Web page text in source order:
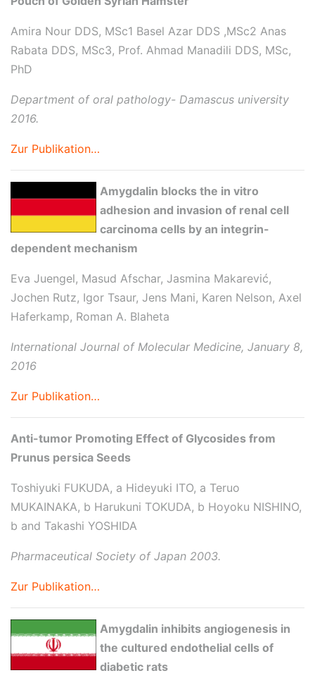
Amira Nour DDS, MSc1 Basel Azar DDS ,MSc2 Anas
Rabata DDS, MSc3, Prof. Ahmad Manadili DDS, MSc,
PhD
Department of oral pathology- Damascus university
2016.
Zur Publikation…
Amygdalin blocks the in vitro
adhesion and invasion of renal cell
carcinoma cells by an integrin-
dependent mechanism
Eva Juengel, Masud Afschar, Jasmina Makarević,
Jochen Rutz, Igor Tsaur, Jens Mani, Karen Nelson, Axel
Haferkamp, Roman A. Blaheta
International Journal of Molecular Medicine, January 8,
2016
Zur Publikation…
Anti-tumor Promoting Effect of Glycosides from
Prunus persica Seeds
Toshiyuki FUKUDA, a Hideyuki ITO, a Teruo
MUKAINAKA, b Harukuni TOKUDA, b Hoyoku NISHINO,
b and Takashi YOSHIDA
Pharmaceutical Society of Japan 2003.
Zur Publikation…
Amygdalin inhibits angiogenesis in
the cultured endothelial cells of
diabetic rats